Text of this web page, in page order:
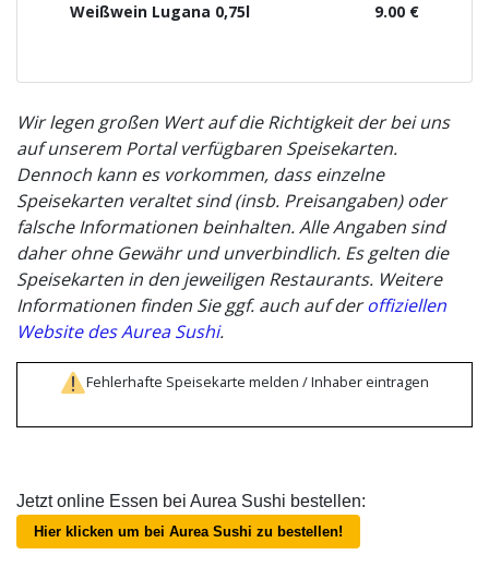
9.00 €
Weißwein Lugana 0,75l
Wir legen großen Wert auf die Richtigkeit der bei uns
auf unserem Portal verfügbaren Speisekarten.
Dennoch kann es vorkommen, dass einzelne
Speisekarten veraltet sind (insb. Preisangaben) oder
falsche Informationen beinhalten. Alle Angaben sind
daher ohne Gewähr und unverbindlich. Es gelten die
Speisekarten in den jeweiligen Restaurants. Weitere
Informationen finden Sie ggf. auch auf deroffiziellen
Website des Aurea Sushi.
Fehlerhafte Speisekarte melden / Inhaber eintragen
Jetzt online Essen bei Aurea Sushi bestellen:
Hier klicken um bei Aurea Sushi zu bestellen!